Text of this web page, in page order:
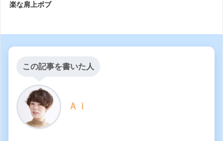
楽な肩上ボブ
この記事を書いた人
Ａｉ